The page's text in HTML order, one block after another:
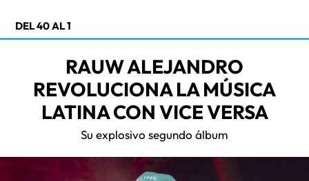
DEL 40 AL 1
RAUW ALEJANDRO
REVOLUCIONA LA MÚSICA
LATINA CON VICE VERSA
Su explosivo segundo álbum